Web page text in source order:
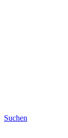
Suchen